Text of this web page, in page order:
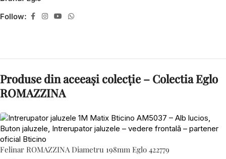
Follow:
Produse din aceeași colecție – Colectia Eglo
ROMAZZINA
Felinar ROMAZZINA Diametru 198mm Eglo 422779